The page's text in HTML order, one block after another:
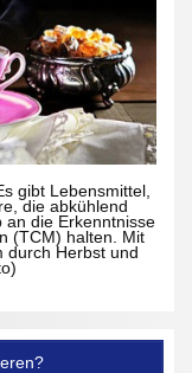
gibt Lebensmittel,
die abkühlend
an die Erkenntnisse
(TCM) halten. Mit
durch Herbst und